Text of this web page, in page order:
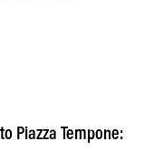
Piazza Tempone: